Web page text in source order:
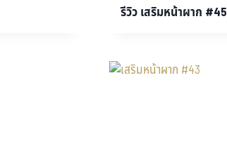
รีวิว เสริมหน้าผาก #45